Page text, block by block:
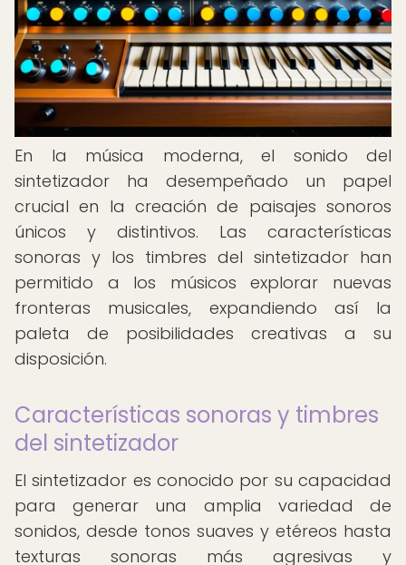
En la música moderna, el sonido del
sintetizador ha desempeñado un papel
crucial en la creación de paisajes sonoros
únicos y distintivos. Las características
sonoras y los timbres del sintetizador han
permitido a los músicos explorar nuevas
fronteras musicales, expandiendo así la
paleta de posibilidades creativas a su
disposición.
Características sonoras y timbres
del sintetizador
El sintetizador es conocido por su capacidad
para generar una amplia variedad de
sonidos, desde tonos suaves y etéreos hasta
texturas sonoras más agresivas y